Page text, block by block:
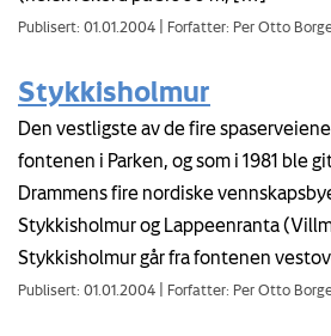
Publisert: 01.01.2004 Forfatter: Per Otto
Stykkisholmur
Den vestligste av de fire
fontenen i Parken, og som i 1981 ble
Drammens fire nordiske
Stykkisholmur og Lappeenranta
Stykkisholmur går fra fontenen
Publisert: 01.01.2004 Forfatter: Per Otto